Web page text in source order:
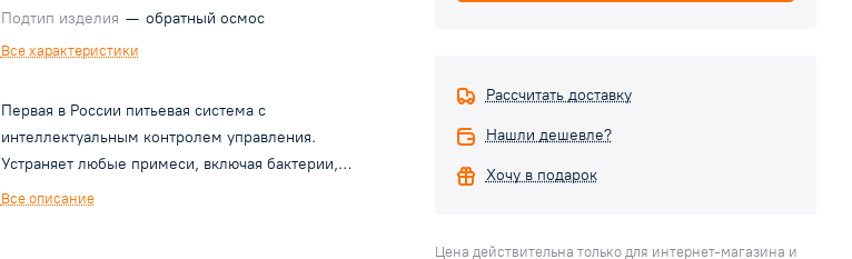
Подтип изделия — обратный осмос
Все характеристики
Первая в России питьевая система с
интеллектуальным контролем управления.
Устраняет любые примеси, включая бактерии,
паразитов, вирусы, нитраты, хлор, тяжелые металлы
Все описание
Рассчитать доставку
Нашли дешевле?
Хочу в подарок
Цена действительна только для интернет-магазина и